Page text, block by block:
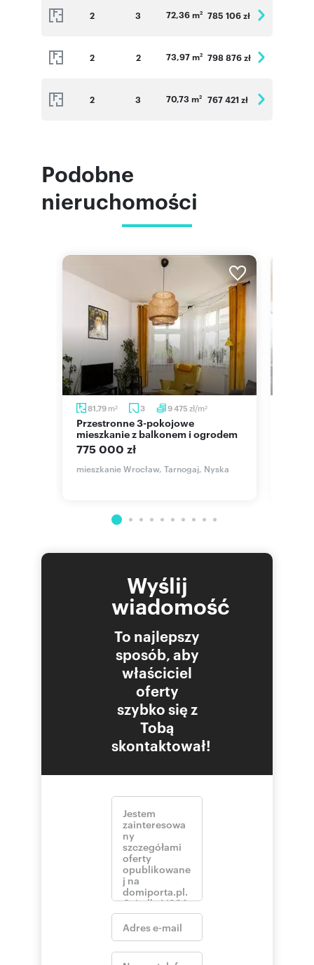
2 3 72,36 m2 785 106 zł
2 2 73,97 m2 798 876 zł
2 3 70,73 m2 767 421 zł
Podobne
nieruchomości
81,79 m2 3 9 475 zł/m2
Przestronne 3-pokojowe
mieszkanie z balkonem i ogrodem
775 000 zł
mieszkanie Wrocław, Tarnogaj, Nyska
Wyślij
wiadomość
To najlepszy
sposób, aby
właściciel
oferty
szybko się z
Tobą
skontaktował!